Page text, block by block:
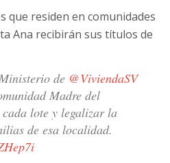
que residen en comunidades
Ana recibirán sus títulos de
de @ViviendaSV
Madre del
lote y legalizar la
de esa localidad.